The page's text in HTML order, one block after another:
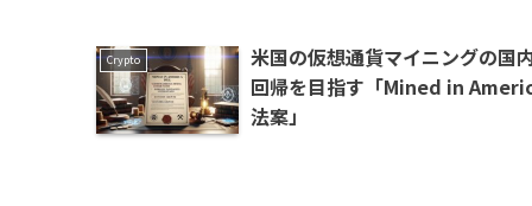
Crypto
米国の仮想通貨マイニングの国
回帰を目指す「Mined in
法案」